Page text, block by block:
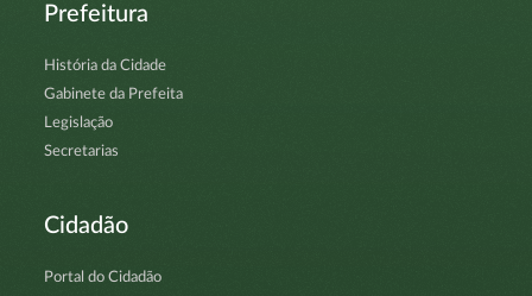
Prefeitura
História da Cidade
Gabinete da Prefeita
Legislação
Secretarias
Cidadão
Portal do Cidadão